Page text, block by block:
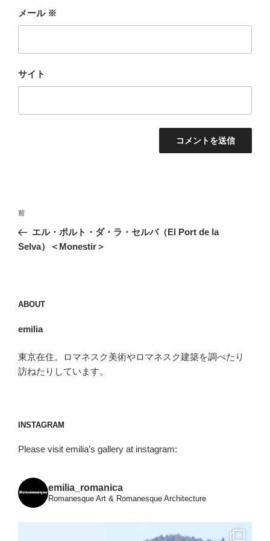
メール ※
サイト
投
ナ
シ
ョ
前
の
投
前
エル・ポルト・ダ・ラ・セルバ（El Port de la
Selva）＜Monestir＞
ABOUT
emilia
東京在住。ロマネスク美術やロマネスク建築を調べたり
訪ねたりしています。
INSTAGRAM
Please visit emilia’s gallery at instagram:
emilia_romanica
Romanesque Art & Romanesque Architecture